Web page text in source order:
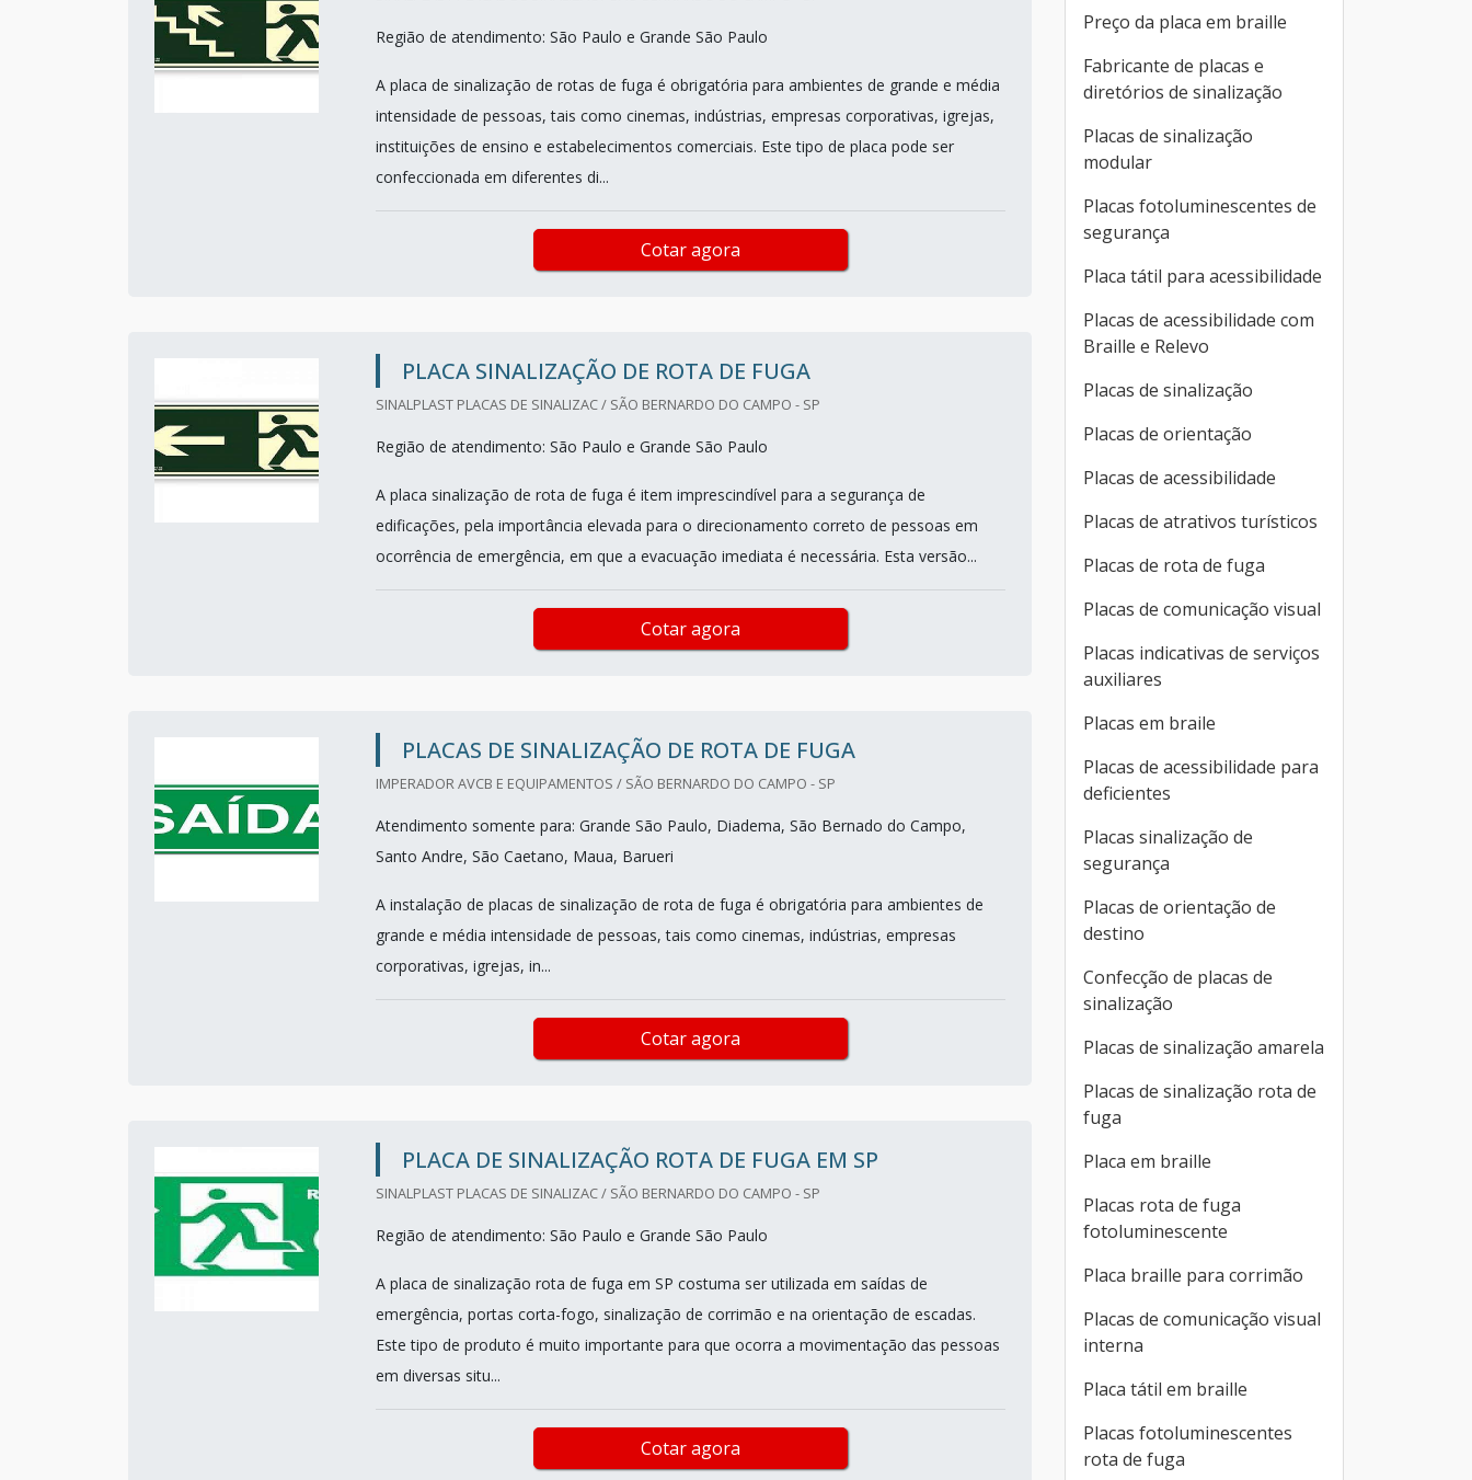
Região de atendimento: São Paulo e Grande São Paulo
A placa de sinalização de rotas de fuga é obrigatória para ambientes de grande e média
intensidade de pessoas, tais como cinemas, indústrias, empresas corporativas, igrejas,
instituições de ensino e estabelecimentos comerciais. Este tipo de placa pode ser
confeccionada em diferentes di...
Cotar agora
PLACA SINALIZAÇÃO DE ROTA DE FUGA
SINALPLAST PLACAS DE SINALIZAC / SÃO BERNARDO DO CAMPO - SP
Região de atendimento: São Paulo e Grande São Paulo
A placa sinalização de rota de fuga é item imprescindível para a segurança de
edificações, pela importância elevada para o direcionamento correto de pessoas em
ocorrência de emergência, em que a evacuação imediata é necessária. Esta versão...
Cotar agora
PLACAS DE SINALIZAÇÃO DE ROTA DE FUGA
IMPERADOR AVCB E EQUIPAMENTOS / SÃO BERNARDO DO CAMPO - SP
Atendimento somente para: Grande São Paulo, Diadema, São Bernado do Campo,
Santo Andre, São Caetano, Maua, Barueri
A instalação de placas de sinalização de rota de fuga é obrigatória para ambientes de
grande e média intensidade de pessoas, tais como cinemas, indústrias, empresas
corporativas, igrejas, in...
Cotar agora
PLACA DE SINALIZAÇÃO ROTA DE FUGA EM SP
SINALPLAST PLACAS DE SINALIZAC / SÃO BERNARDO DO CAMPO - SP
Região de atendimento: São Paulo e Grande São Paulo
A placa de sinalização rota de fuga em SP costuma ser utilizada em saídas de
emergência, portas corta-fogo, sinalização de corrimão e na orientação de escadas.
Este tipo de produto é muito importante para que ocorra a movimentação das pessoas
em diversas situ...
Cotar agora
Preço da placa em braille
Fabricante de placas e
diretórios de sinalização
Placas de sinalização
modular
Placas fotoluminescentes de
segurança
Placa tátil para acessibilidade
Placas de acessibilidade com
Braille e Relevo
Placas de sinalização
Placas de orientação
Placas de acessibilidade
Placas de atrativos turísticos
Placas de rota de fuga
Placas de comunicação visual
Placas indicativas de serviços
auxiliares
Placas em braile
Placas de acessibilidade para
deficientes
Placas sinalização de
segurança
Placas de orientação de
destino
Confecção de placas de
sinalização
Placas de sinalização amarela
Placas de sinalização rota de
fuga
Placa em braille
Placas rota de fuga
fotoluminescente
Placa braille para corrimão
Placas de comunicação visual
interna
Placa tátil em braille
Placas fotoluminescentes
rota de fuga